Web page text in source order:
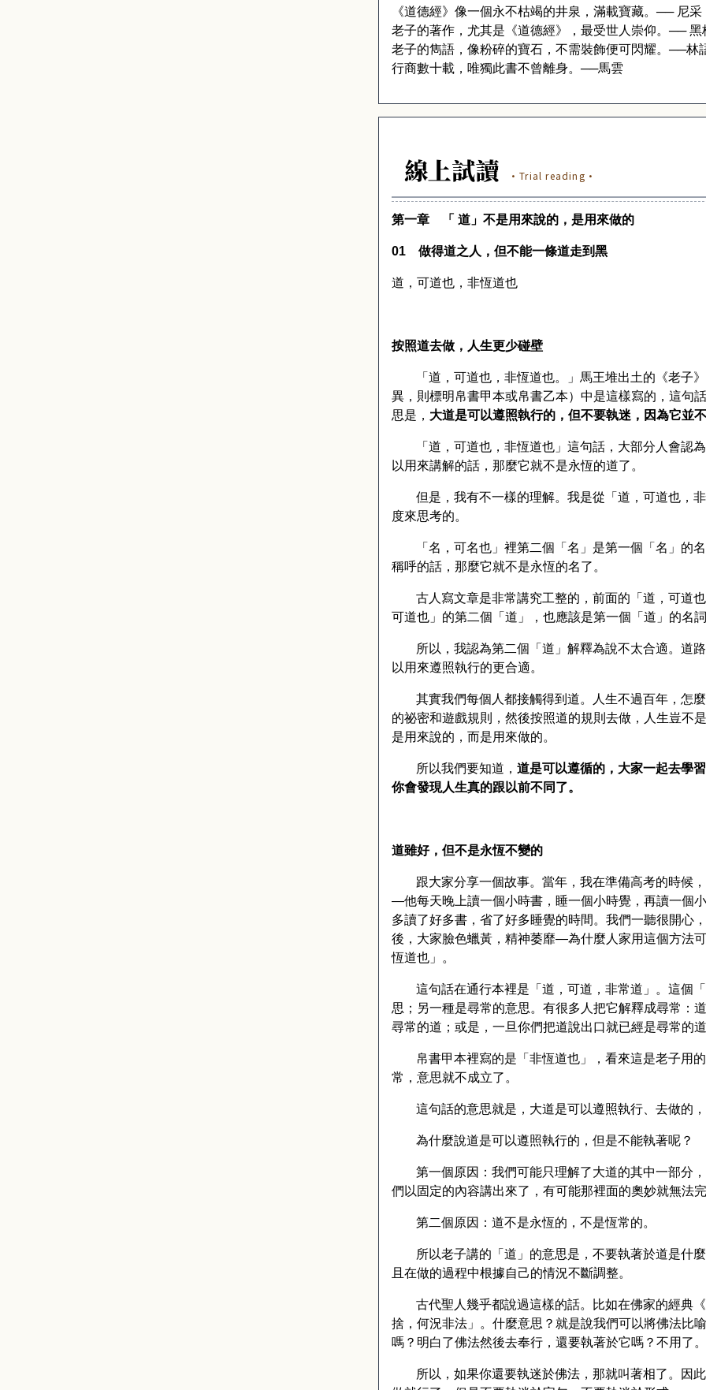
《道德經》像一個永不枯竭的井泉，滿載寶藏。── 尼采
老子的著作，尤其是《道德經》，最受世人崇仰。── 黑
老子的雋語，像粉碎的寶石，不需裝飾便可閃耀。──林
行商數十載，唯獨此書不曾離身。──馬雲
線上試讀 ·Trial reading·
第一章 「 道」不是用來說的，是用來做的
01 做得道之人，但不能一條道走到黑
道，可道也，非恆道也
按照道去做，人生更少碰壁
「道，可道也，非恆道也。」馬王堆出土的《老子
異，則標明帛書甲本或帛書乙本）中是這樣寫的，這句
思是， 大道是可以遵照執行的，但不要執迷，因為它並
「道，可道也，非恆道也」這句話，大部分人會認
以用來講解的話，那麼它就不是永恆的道了。
但是，我有不一樣的理解。我是從「道，可道也，
度來思考的。
「名，可名也」裡第二個「名」是第一個「名」的
稱呼的話，那麼它就不是永恆的名了。
古人寫文章是非常講究工整的，前面的「道，可道
可道也」的第二個「道」，也應該是第一個「道」的名詞
所以，我認為第二個「道」解釋為說不太合適。道
以用來遵照執行的更合適。
其實我們每個人都接觸得到道。人生不過百年，怎
的祕密和遊戲規則，然後按照道的規則去做，人生豈不
是用來說的，而是用來做的。
所以我們要知道， 道是可以遵循的，大家一起去學
你會發現人生真的跟以前不同了。
道雖好，但不是永恆不變的
跟大家分享一個故事。當年，我在準備高考的時候
—他每天晚上讀一個小時書，睡一個小時覺，再讀一個
多讀了好多書，省了好多睡覺的時間。我們一聽很開心
後，大家臉色蠟黃，精神萎靡—為什麼人家用這個方法
恆道也」。
這句話在通行本裡是「道，可道，非常道」。這個
思；另一種是尋常的意思。有很多人把它解釋成尋常：
尋常的道；或是，一旦你們把道說出口就已經是尋常的
帛書甲本裡寫的是「非恆道也」，看來這是老子用
常，意思就不成立了。
這句話的意思就是，大道是可以遵照執行、去做的
為什麼說道是可以遵照執行的，但是不能執著呢？
第一個原因：我們可能只理解了大道的其中一部分
們以固定的內容講出來了，有可能那裡面的奧妙就無法完
第二個原因：道不是永恆的，不是恆常的。
所以老子講的「道」的意思是，不要執著於道是什
且在做的過程中根據自己的情況不斷調整。
古代聖人幾乎都說過這樣的話。比如在佛家的經典
捨，何況非法」。什麼意思？就是說我們可以將佛法比
嗎？明白了佛法然後去奉行，還要執著於它嗎？不用了。
所以，如果你還要執迷於佛法，那就叫著相了。因